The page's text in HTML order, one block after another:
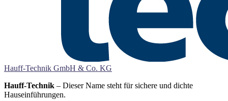
Hauff-Technik GmbH & Co. KG
Hauff-Technik – Dieser Name steht für sichere und dichte
Hauseinführungen.